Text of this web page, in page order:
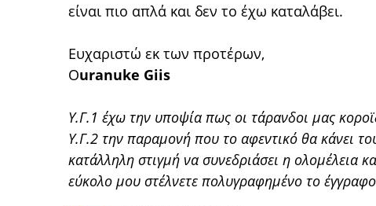
είναι πιο απλά και δεν το έχω καταλάβει.
Ευχαριστώ εκ των προτέρων,
Οuranuke Giis
Υ.Γ.1 έχω την υποψία πως οι τάρανδοι μας
Υ.Γ.2 την παραμονή που το αφεντικό θα κάνει
κατάλληλη στιγμή να συνεδριάσει η ολομέλεια
εύκολο μου στέλνετε πολυγραφημένο το